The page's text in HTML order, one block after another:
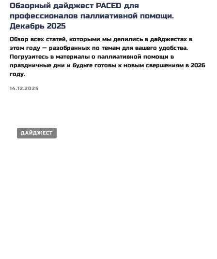
Обзорный дайджест PACED для
профессионалов паллиативной помощи.
Декабрь 2025
Обзор всех статей, которыми мы делились в дайджестах в
этом году — разобранных по темам для вашего удобства.
Погрузитесь в материалы о паллиативной помощи в
праздничные дни и будьте готовы к новым свершениям в 2026
году.
14.12.2025
ДАЙДЖЕСТ